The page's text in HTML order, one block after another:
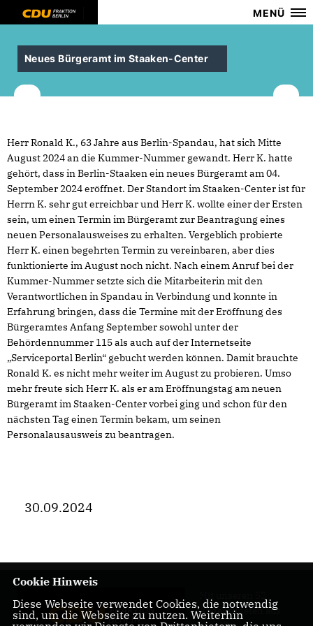
MENÜ
Neues Bürgeramt im Staaken-Center
Herr Ronald K., 63 Jahre aus Berlin-Spandau, hat sich Mitte
August 2024 an die Kummer-Nummer gewandt. Herr K. hatte
gehört, dass in Berlin-Staaken ein neues Bürgeramt am 04.
September 2024 eröffnet. Der Standort im Staaken-Center ist für
Herrn K. sehr gut erreichbar und Herr K. wollte einer der Ersten
sein, um einen Termin im Bürgeramt zur Beantragung eines
neuen Personalausweises zu erhalten. Vergeblich probierte
Herr K. einen begehrten Termin zu vereinbaren, aber dies
funktionierte im August noch nicht. Nach einem Anruf bei der
Kummer-Nummer setzte sich die Mitarbeiterin mit den
Verantwortlichen in Spandau in Verbindung und konnte in
Erfahrung bringen, dass die Termine mit der Eröffnung des
Bürgeramtes Anfang September sowohl unter der
Behördennummer 115 als auch auf der Internetseite
Serviceportal Berlin“ gebucht werden können. Damit brauchte
Ronald K. es nicht mehr weiter im August zu probieren. Umso
mehr freute sich Herr K. als er am Eröffnungstag am neuen
Bürgeramt im Staaken-Center vorbei ging und schon für den
nächsten Tag einen Termin bekam, um seinen
Personalausausweis zu beantragen.
30.09.2024
Abgeordneten aus
Cookie Hinweis
Diese Webseite verwendet Cookies, die notwendig
sind, um die Webseite zu nutzen. Weiterhin